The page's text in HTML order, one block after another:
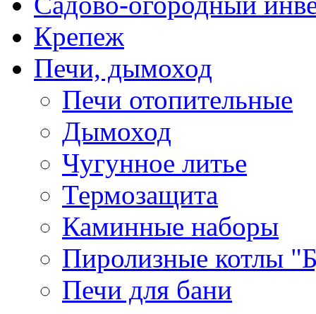
Крепеж
Печи, дымоход
Печи отопительные
Дымоход
Чугунное литье
Термозащита
Каминные наборы
Пиролизные котлы
Печи для бани